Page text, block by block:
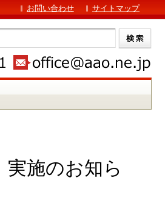
お問い合わせ サイトマップ
施のお知ら